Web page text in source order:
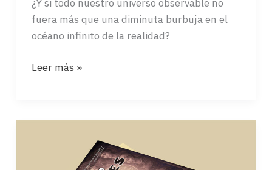
¿Y si todo nuestro universo observable no
fuera más que una diminuta burbuja en el
océano infinito de la realidad?
EL
Leer más »